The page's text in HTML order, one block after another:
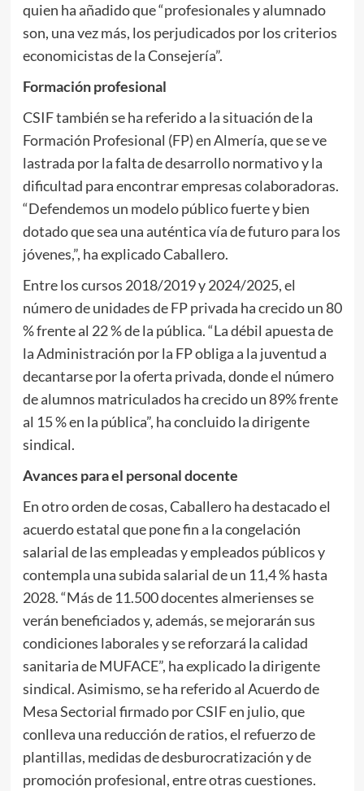
quien ha añadido que “profesionales y alumnado
son, una vez más, los perjudicados por los criterios
economicistas de la Consejería”.
Formación profesional
CSIF también se ha referido a la situación de la
Formación Profesional (FP) en Almería, que se ve
lastrada por la falta de desarrollo normativo y la
dificultad para encontrar empresas colaboradoras.
“Defendemos un modelo público fuerte y bien
dotado que sea una auténtica vía de futuro para los
jóvenes,”, ha explicado Caballero.
Entre los cursos 2018/2019 y 2024/2025, el
número de unidades de FP privada ha crecido un 80
% frente al 22 % de la pública. “La débil apuesta de
la Administración por la FP obliga a la juventud a
decantarse por la oferta privada, donde el número
de alumnos matriculados ha crecido un 89% frente
al 15 % en la pública”, ha concluido la dirigente
sindical.
Avances para el personal docente
En otro orden de cosas, Caballero ha destacado el
acuerdo estatal que pone fin a la congelación
salarial de las empleadas y empleados públicos y
contempla una subida salarial de un 11,4 % hasta
2028. “Más de 11.500 docentes almerienses se
verán beneficiados y, además, se mejorarán sus
condiciones laborales y se reforzará la calidad
sanitaria de MUFACE”, ha explicado la dirigente
sindical. Asimismo, se ha referido al Acuerdo de
Mesa Sectorial firmado por CSIF en julio, que
conlleva una reducción de ratios, el refuerzo de
plantillas, medidas de desburocratización y de
promoción profesional, entre otras cuestiones.